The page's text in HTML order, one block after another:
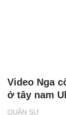
QUÂN SỰ
Video Nga
ở tây nam